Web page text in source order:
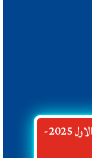
جدول-التوقيت-الدراسي السداسي الاول 2025-